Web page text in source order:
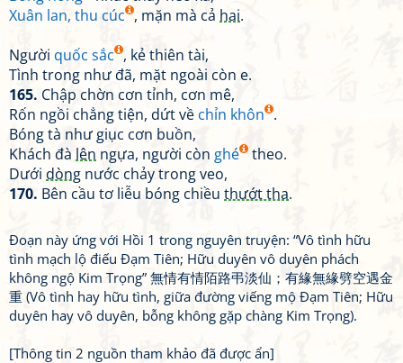
Xuân lan, thu cúc , mặn mà cả hai.
Người quốc sắc , kẻ thiên tài,
Tình trong như đã, mặt ngoài còn e.
165. Chập chờn cơn tỉnh, cơn mê,
Rốn ngồi chẳng tiện, dứt về chỉn khôn .
Bóng tà như giục cơn buồn,
Khách đà lên ngựa, người còn ghé
theo.
Dưới dòng nước chảy trong veo,
170. Bên cầu tơ liễu bóng chiều thướt tha.
Đoạn này ứng với Hồi 1 trong nguyên truyện: “Vô tình hữu
tình mạch lộ điếu Đạm Tiên; Hữu duyên vô duyên phách
không ngộ Kim Trọng” 無情有情陌路弔淡仙；有緣無緣劈空遇金
重 (Vô tình hay hữu tình, giữa đường viếng mộ Đạm Tiên; Hữu
duyên hay vô duyên, bỗng không gặp chàng Kim Trọng).
[Thông tin 2 nguồn tham khảo đã được ẩn]